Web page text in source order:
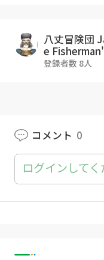
東京都渋谷区東1-
東京建物東渋谷ビ
「株式会社carry
八丈冒険団
e
登録者数 8人
コメント 0
ログインしてく